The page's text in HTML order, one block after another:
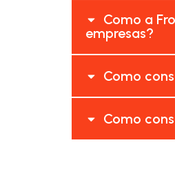
Como a
empresas?
Como
Como